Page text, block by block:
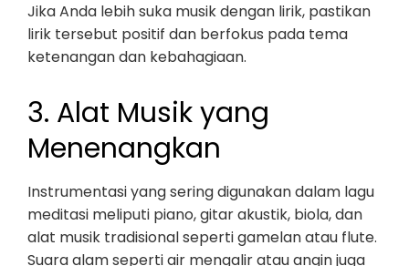
Jika Anda lebih suka musik dengan lirik, pastikan
lirik tersebut positif dan berfokus pada tema
ketenangan dan kebahagiaan.
3. Alat Musik yang
Menenangkan
Instrumentasi yang sering digunakan dalam lagu
meditasi meliputi piano, gitar akustik, biola, dan
alat musik tradisional seperti gamelan atau flute.
Suara alam seperti air mengalir atau angin juga